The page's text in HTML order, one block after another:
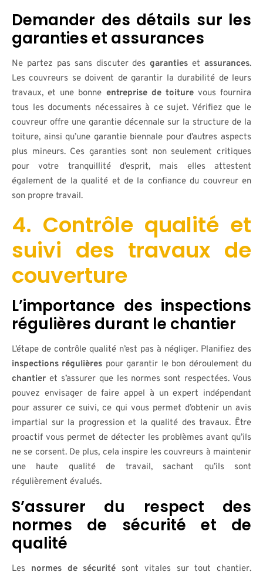
Demander des détails sur les
garanties et assurances
Ne partez pas sans discuter desgaranties et assurances.
Les couvreurs se doivent de garantir la durabilité de leurs
travaux, et une bonne entreprise de toiturevous fournira
tous les documents nécessaires à ce sujet. Vérifiez que le
couvreur offre une garantie décennale sur la structure de la
toiture, ainsi qu’une garantie biennale pour d’autres aspects
plus mineurs. Ces garanties sont non seulement critiques
pour votre tranquillité d’esprit, mais elles attestent
également de la qualité et de la confiance du couvreur en
son propre travail.
4. Contrôle qualité et
suivi des travaux de
couverture
L’importance des inspections
régulières durant le chantier
L’étape de contrôle qualité n’est pas à négliger. Planifiez des
inspections régulières pour garantir le bon déroulement du
chantier et s’assurer que les normes sont respectées. Vous
pouvez envisager de faire appel à un expert indépendant
pour assurer ce suivi, ce qui vous permet d’obtenir un avis
impartial sur la progression et la qualité des travaux. Être
proactif vous permet de détecter les problèmes avant qu’ils
ne se corsent. De plus, cela inspire les couvreurs à maintenir
une haute qualité de travail, sachant qu’ils sont
régulièrement évalués.
S’assurer du respect des
normes de sécurité et de
qualité
Les normes de sécurité sont vitales sur tout chantier.